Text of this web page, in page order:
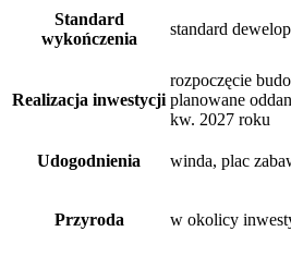
Standard
wykończenia
standard
Realizacja inwestycji
rozpoczęcie
planowane
kw. 2027 roku
Udogodnienia winda, plac
Przyroda w okolicy